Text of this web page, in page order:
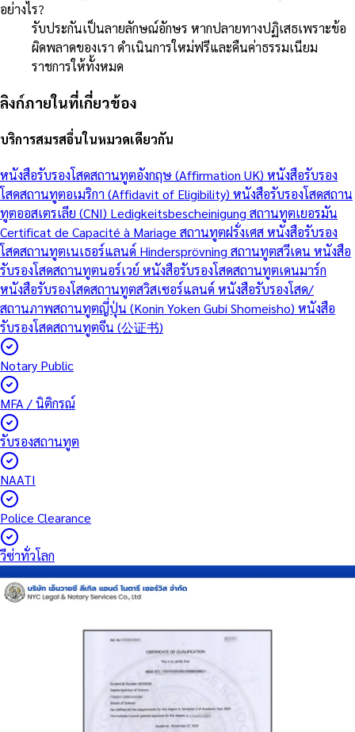
อย่างไร?
รับประกันเป็นลายลักษณ์อักษร หากปลายทางปฏิเสธเพราะข้อ
ผิดพลาดของเรา ดำเนินการใหม่ฟรีและคืนค่าธรรมเนียม
ราชการให้ทั้งหมด
ลิงก์ภายในที่เกี่ยวข้อง
บริการสมรสอื่นในหมวดเดียวกัน
หนังสือรับรองโสดสถานทูตอังกฤษ (Affirmation UK) หนังสือรับรอง
โสดสถานทูตอเมริกา (Affidavit of Eligibility) หนังสือรับรองโสดสถาน
ทูตออสเตรเลีย (CNI) Ledigkeitsbescheinigung สถานทูตเยอรมัน
Certificat de Capacité à Mariage สถานทูตฝรั่งเศสหนังสือรับรอง
โสดสถานทูตเนเธอร์แลนด์ Hindersprövning สถานทูตสวีเดน หนังสือ
รับรองโสดสถานทูตนอร์เวย์ หนังสือรับรองโสดสถานทูตเดนมาร์ก
หนังสือรับรองโสดสถานทูตสวิสเซอร์แลนด์ หนังสือรับรองโสด/
สถานภาพสถานทูตญี่ปุ่น (Konin Yoken Gubi Shomeisho) หนังสือ
รับรองโสดสถานทูตจีน (公证书)
Notary Public
MFA / นิติกรณ์
รับรองสถานทูต
NAATI
Police Clearance
วีซ่าทั่วโลก